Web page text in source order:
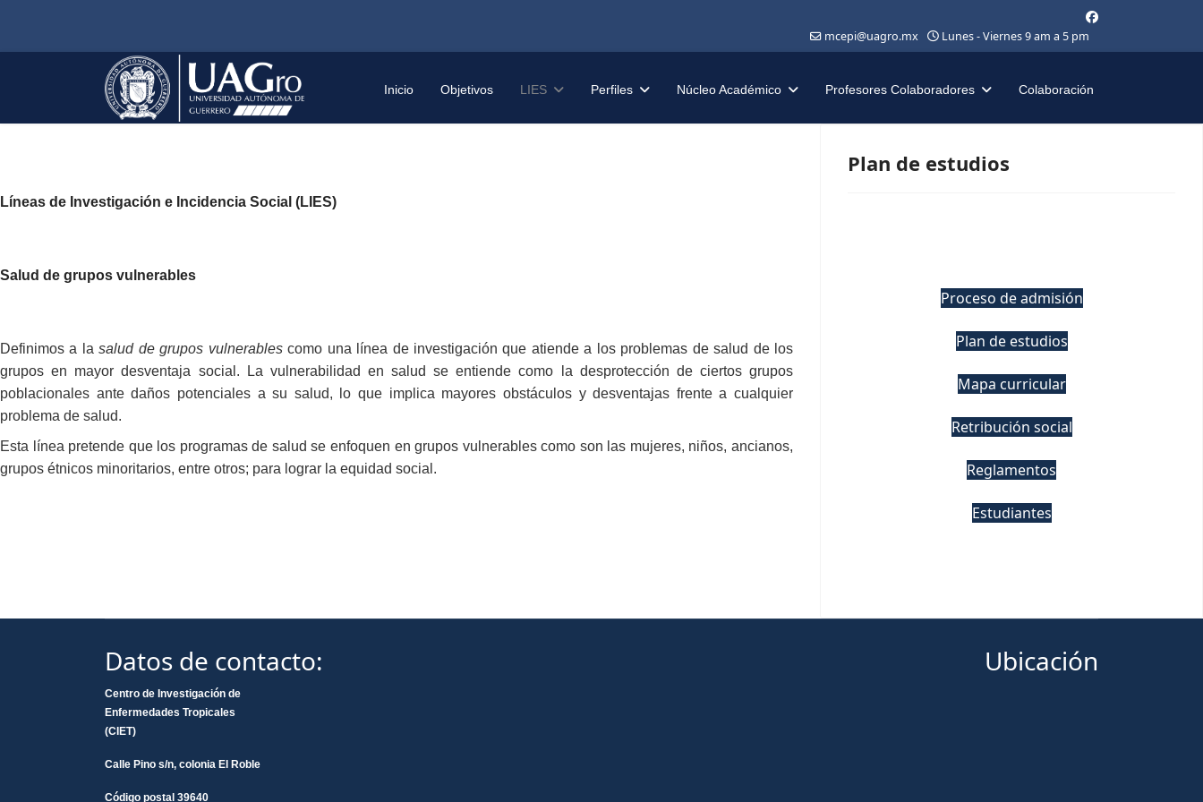
mcepi@uagro.mx Lunes - Viernes 9 am a 5 pm
Inicio Objetivos LIES Perfiles Núcleo Académico Profesores Colaboradores Colaboración
Líneas de Investigación e Incidencia Social (LIES)
Salud de grupos vulnerables
Definimos a lasalud de grupos vulnerablescomo una línea de investigación que atiende a los problemas de salud de los
grupos en mayor desventaja social. La vulnerabilidad en salud se entiende como la desprotección de ciertos grupos
poblacionales ante daños potenciales a su salud, lo que implica mayores obstáculos y desventajas frente a cualquier
problema de salud.
Esta línea pretende que los programas de salud se enfoquen en grupos vulnerables como son las mujeres, niños, ancianos,
grupos étnicos minoritarios, entre otros; para lograr la equidad social.
Plan de estudios
Proceso de admisión
Plan de estudios
Mapa curricular
Retribución social
Reglamentos
Estudiantes
Datos de contacto:
Centro de Investigación de
Enfermedades Tropicales
(CIET)
Calle Pino s/n, colonia El Roble
Código postal 39640
Ubicación